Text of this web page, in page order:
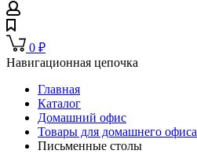
0 ₽
Навигационная цепочка
Главная
Каталог
Домашний офис
Товары для домашнего офиса
Письменные столы